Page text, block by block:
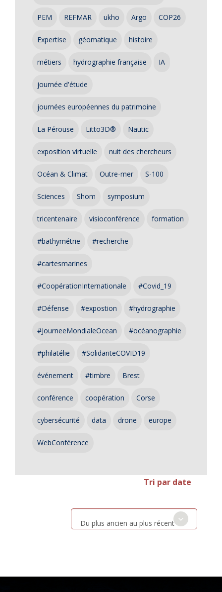
PEM REFMAR ukho Argo COP26
Expertise géomatique histoire
métiers hydrographie française IA
journée d'étude
journées européennes du patrimoine
La Pérouse Litto3D® Nautic
exposition virtuelle nuit des chercheurs
Océan & Climat Outre-mer S-100
Sciences Shom symposium
tricentenaire visioconférence formation
#bathymétrie #recherche
#cartesmarines
#CoopérationInternationale #Covid_19
#Défense #expostion #hydrographie
#JourneeMondialeOcean #océanographie
#philatélie #SolidariteCOVID19
événement #timbre Brest
conférence coopération Corse
cybersécurité data drone europe
WebConférence
Tri par date
Du plus ancien au plus récent